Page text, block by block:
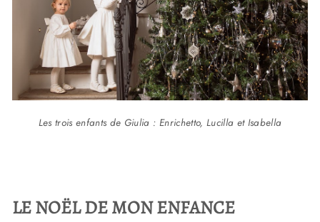
Les trois enfants de Giulia : Enrichetto, Lucilla et Isabella
LE NOËL DE MON ENFANCE